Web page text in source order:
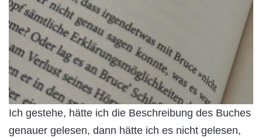
Ich gestehe, hätte ich die Beschreibung des Buches
genauer gelesen, dann hätte ich es nicht gelesen,